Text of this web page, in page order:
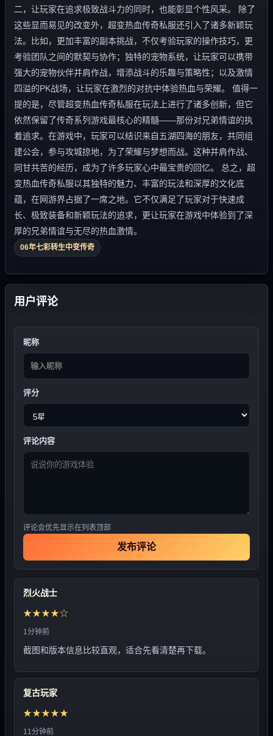
二，让玩家在追求极致战斗力的同时，也能彰显个性风采。 除了
这些显而易见的改变外，超变热血传奇私服还引入了诸多新颖玩
法。比如，更加丰富的副本挑战，不仅考验玩家的操作技巧，更
考验团队之间的默契与协作；独特的宠物系统，让玩家可以携带
强大的宠物伙伴并肩作战，增添战斗的乐趣与策略性；以及激情
四溢的PK战场，让玩家在激烈的对抗中体验热血与荣耀。 值得一
提的是，尽管超变热血传奇私服在玩法上进行了诸多创新，但它
依然保留了传奇系列游戏最核心的精髓——那份对兄弟情谊的执
着追求。在游戏中，玩家可以结识来自五湖四海的朋友，共同组
建公会，参与攻城掠地，为了荣耀与梦想而战。这种并肩作战、
同甘共苦的经历，成为了许多玩家心中最宝贵的回忆。 总之，超
变热血传奇私服以其独特的魅力、丰富的玩法和深厚的文化底
蕴，在网游界占据了一席之地。它不仅满足了玩家对于快速成
长、极致装备和新颖玩法的追求，更让玩家在游戏中体验到了深
厚的兄弟情谊与无尽的热血激情。
06年七彩转生中变传奇
用户评论
昵称
评分
评论内容
评论会优先显示在列表顶部
发布评论
烈火战士
★★★★☆
1分钟前
截图和版本信息比较直观，适合先看清楚再下载。
复古玩家
★★★★★
11分钟前